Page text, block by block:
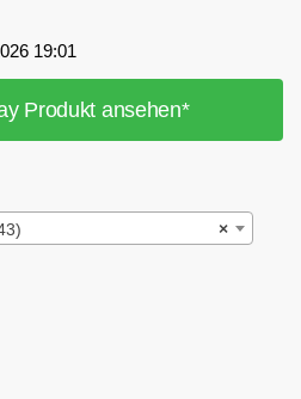
19:01
Produkt ansehen*
×